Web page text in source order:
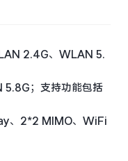
2.4G、WLAN 5.
5.8G；支持功能包括
、2*2 MIMO、WiFi